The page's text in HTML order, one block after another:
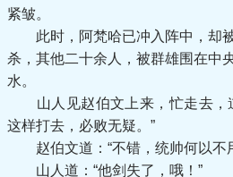
紧皱。
此时，阿梵哈已冲入阵中，却
杀，其他二十余人，被群雄围在中
水。
山人见赵伯文上来，忙走去，
这样打去，必败无疑。”
赵伯文道：“不错，统帅何以不
山人道：“他剑失了，哦！”